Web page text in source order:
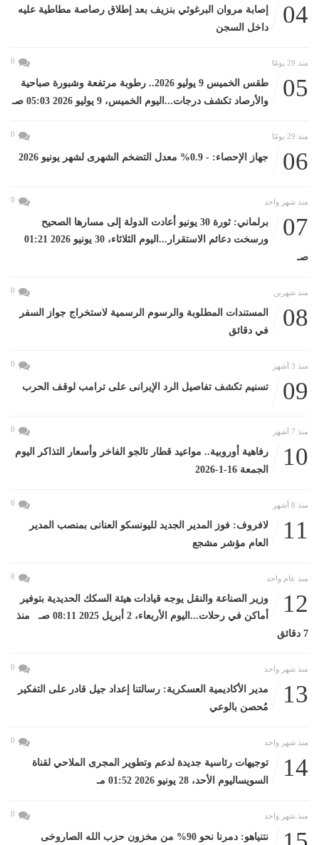
04
إصابة مروان البرغوثي بنزيف بعد إطلاق رصاصة مطاطية عليه
داخل السجن
منذ 29 يومًا 0
05
طقس الخميس 9 يوليو 2026.. رطوبة مرتفعة وشبورة صباحية
والأرصاد تكشف درجات...اليوم الخميس، 9 يوليو 2026 05:03 صـ
منذ 29 يومًا 0
06 جهاز الإحصاء: - 0.9% معدل التضخم الشهرى لشهر يونيو 2026
منذ شهر واحد 0
07
برلماني: ثورة 30 يونيو أعادت الدولة إلى مسارها الصحيح
ورسخت دعائم الاستقرار...اليوم الثلاثاء، 30 يونيو 2026 01:21
صـ
منذ شهرين 0
08
المستندات المطلوبة والرسوم الرسمية لاستخراج جواز السفر
في دقائق
منذ 3 أشهر 0
09 تسنيم تكشف تفاصيل الرد الإيرانى على ترامب لوقف الحرب
منذ 7 أشهر 0
10
رفاهية أوروبية.. مواعيد قطار تالجو الفاخر وأسعار التذاكر اليوم
الجمعة 16-1-2026
منذ 8 أشهر 0
11
لافروف: فوز المدير الجديد لليونسكو العنانى بمنصب المدير
العام مؤشر مشجع
منذ عام واحد 0
12
وزير الصناعة والنقل يوجه قيادات هيئة السكك الحديدية بتوفير
أماكن في رحلات...اليوم الأربعاء، 2 أبريل 2025 08:11 صـ منذ
7 دقائق
منذ شهر واحد 0
13
مدير الأكاديمية العسكرية: رسالتنا إعداد جيل قادر على التفكير
مُحصن بالوعي
منذ شهر واحد 0
14
توجيهات رئاسية جديدة لدعم وتطوير المجرى الملاحي لقناة
السويساليوم الأحد، 28 يونيو 2026 01:52 مـ
منذ شهر واحد 0
نتنياهو: دمرنا نحو 90% من مخزون حزب الله الصاروخى